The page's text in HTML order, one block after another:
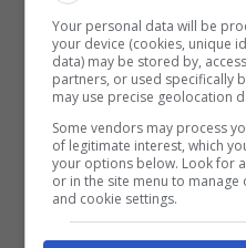
in un film, di non
perché potrebbe
strada”? Ebbene,
che si tratti di modi
atteggiamenti
molto più spesso di
Your personal data will be
your device (cookies, unique
data) may be stored by,
partners, or used specifically
may use precise geolocation
Some vendors may process
of legitimate interest, which
your options below. Look for
or in the site menu to
and cookie settings.